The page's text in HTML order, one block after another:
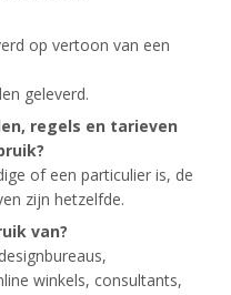
op vertoon van een
geleverd.
regels en tarieven
of een particulier is, de
zijn hetzelfde.
van?
winkels, consultants,